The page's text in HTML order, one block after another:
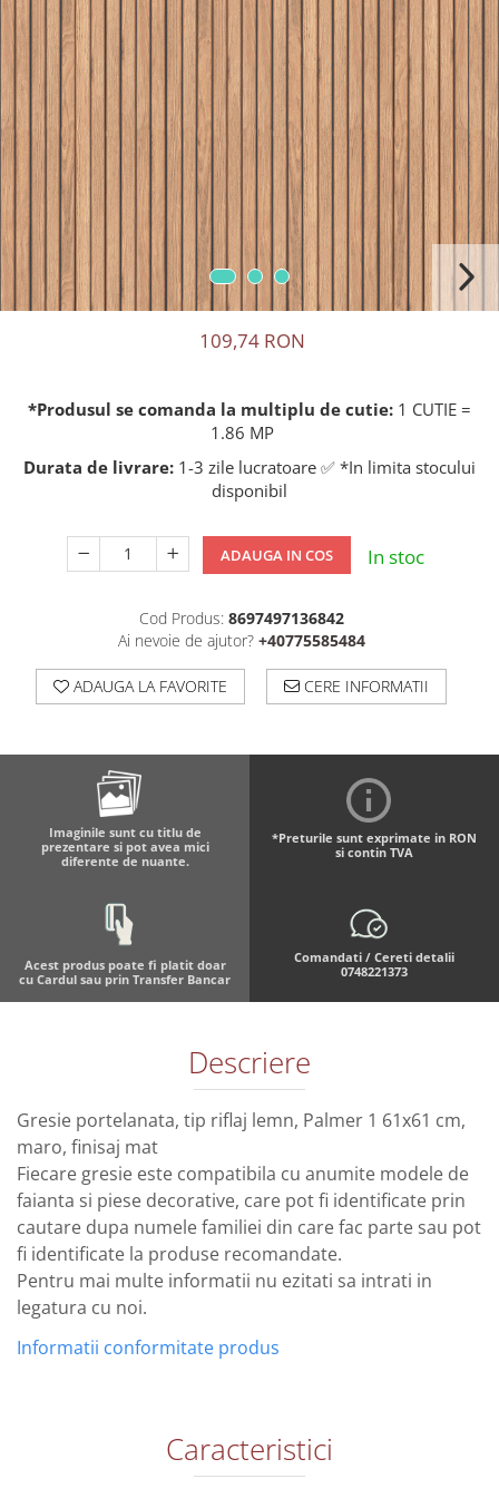
109,74 RON
*Produsul se comanda la multiplu de cutie: 1 CUTIE =
1.86 MP
Durata de livrare: 1-3 zile lucratoare ✅ *In limita stocului
disponibil
ADAUGA IN COS In stoc
Cod Produs: 8697497136842
Ai nevoie de ajutor? +40775585484
ADAUGA LA FAVORITE CERE INFORMATII
Imaginile sunt cu titlu de
prezentare si pot avea mici
diferente de nuante.
*Preturile sunt exprimate in RON
si contin TVA
Acest produs poate fi platit doar
cu Cardul sau prin Transfer Bancar
Comandati / Cereti detalii
0748221373
Descriere
Gresie portelanata, tip riflaj lemn, Palmer 1 61x61 cm,
maro, finisaj mat
Fiecare gresie este compatibila cu anumite modele de
faianta si piese decorative, care pot fi identificate prin
cautare dupa numele familiei din care fac parte sau pot
fi identificate la produse recomandate.
Pentru mai multe informatii nu ezitati sa intrati in
legatura cu noi.
Informatii conformitate produs
Caracteristici